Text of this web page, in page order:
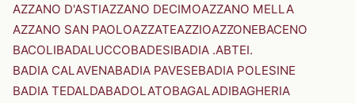
AZZANO D'ASTIAZZANO DECIMOAZZANO MELLA
AZZANO SAN PAOLOAZZATEAZZIOAZZONEBACENO
BACOLIBADALUCCOBADESIBADIA .ABTEI.
BADIA CALAVENABADIA PAVESEBADIA POLESINE
BADIA TEDALDABADOLATOBAGALADIBAGHERIA